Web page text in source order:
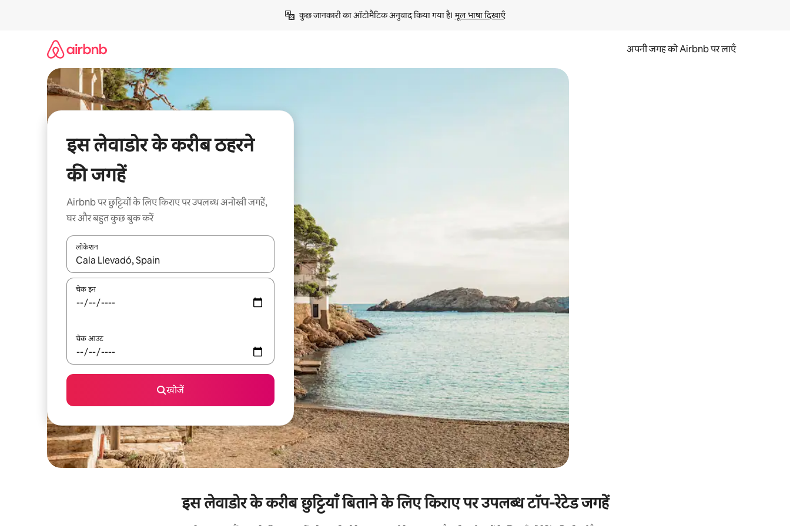
कुछ जानकारी का ऑटोमैटिक अनुवाद किया गया है। मूल भाषा दिखाएँ
अपनी जगह को Airbnb पर लाएँ
इस लेवाडोर के करीब ठहरने
की जगहें
Airbnb पर छुट्टियों के लिए किराए पर उपलब्ध अनोखी जगहें,
घर और बहुत कुछ बुक करें
लोकेशन
नतीजों के उपलब्ध होने पर, अप और डाउन 'ऐरो की' का इस्तेमाल करके नेविगेट करें या टच या फिर स्वाइप जेस्चर का इस्तेमाल करके एक्सप्लोर करें।
चेक इन
चेक आउट
खोजें
इस लेवाडोर के करीब छुट्टियाँ बिताने के लिए किराए पर उपलब्ध टॉप-रेटेड जगहें